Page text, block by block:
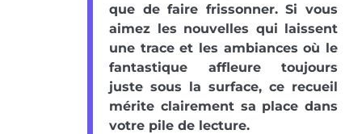
que de faire frissonner. Si vous
aimez les nouvelles qui laissent
une trace et les ambiances où le
fantastique affleure toujours
juste sous la surface, ce recueil
mérite clairement sa place dans
votre pile de lecture.